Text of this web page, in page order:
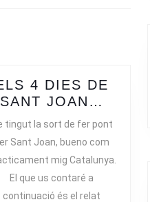
4 DIES DE
SANT JOAN…
4
DE
SANT
tingut la sort de fer pont
Sant Joan, bueno com
mig Catalunya.
El que us contaré a
continuació és el relat